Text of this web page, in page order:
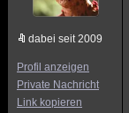
dabei seit 2009
Profil anzeigen
Private Nachricht
Link kopieren